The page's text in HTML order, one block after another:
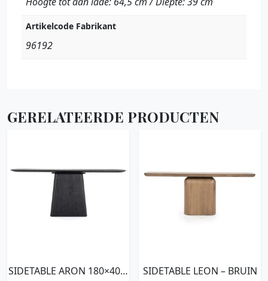
Artikelcode Fabrikant
96192
GERELATEERDE PRODUCTEN
SIDETABLE ARON 180×40 –
SIDETABLE LEON – BRUIN